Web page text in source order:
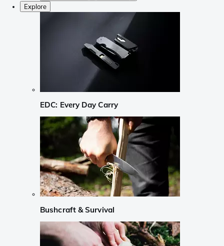
Explore
EDC: Every Day Carry
Bushcraft & Survival